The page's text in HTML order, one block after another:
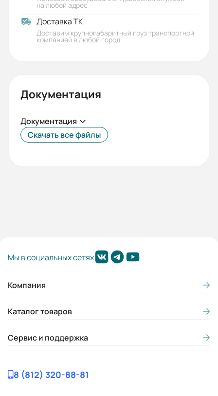
на любой адрес
Доставка ТК
Доставим крупногабаритный груз транспортной
компанией в любой город
Документация
Документация
Скачать все файлы
Мы в социальных сетях
Компания
Каталог товаров
Сервис и поддержка
8 (812) 320-88-81